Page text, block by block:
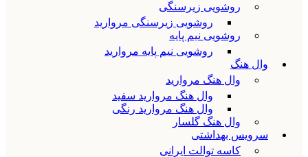
روشویی زیرسنگی
روشویی زیرسنگی مروارید
روشویی نیم پایه
روشویی نیم پایه مروارید
وال هنگ
وال هنگ مروارید
وال هنگ مروارید سفید
وال هنگ مروارید رنگی
وال هنگ گلسار
سرویس بهداشتی
کاسه توالت ایرانی